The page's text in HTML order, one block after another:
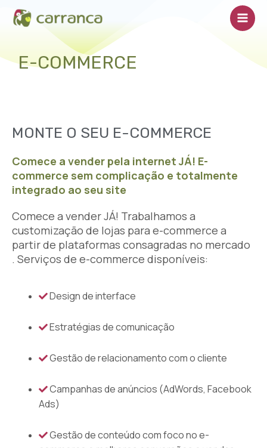
para
Main
E-COMMERCE
MONTE O SEU E-COMMERCE
Comece a vender pela internet JÁ! E-
commerce sem complicação e totalmente
integrado ao seu site
Comece a vender JÁ! Trabalhamos a
customização de lojas para e-commerce a
partir de plataformas consagradas no mercado
. Serviços de e-commerce disponíveis:
Design de interface
Estratégias de comunicação
Gestão de relacionamento com o cliente
Campanhas de anúncios (AdWords, Facebook
Ads)
Gestão de conteúdo com foco no e-